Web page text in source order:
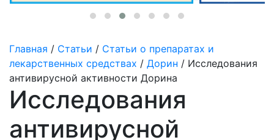
Главная / Статьи / Статьи о препаратах и
лекарственных средствах / Дорин / Исследования
антивирусной активности Дорина
Исследования
антивирусной